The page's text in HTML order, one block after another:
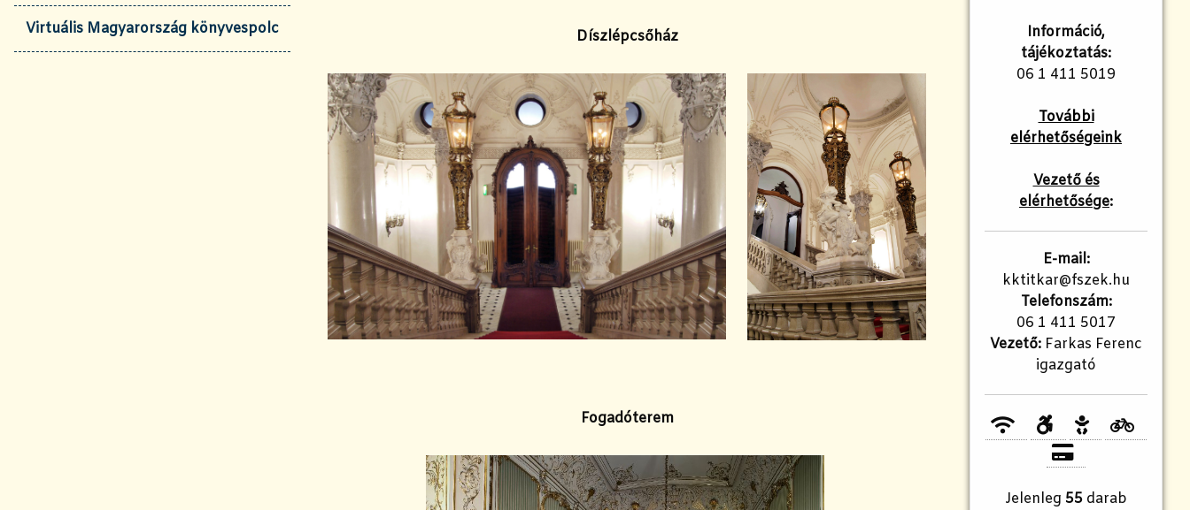
Virtuális Magyarország könyvespolc Díszlépcsőház
Fogadóterem
Információ,
tájékoztatás:
06 1 411 5019
További
elérhetőségeink
Vezető és
elérhetősége:
E-mail:
kktitkar@fszek.hu
Telefonszám:
06 1 411 5017
Vezető: Farkas Ferenc
igazgató
Jelenleg 55 darab